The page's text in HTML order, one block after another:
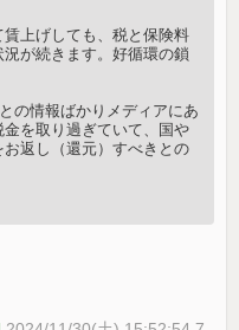
上げしても、税と保険料
が続きます。好循環の鎖
の情報ばかりメディアにあ
を取り過ぎていて、国や
返し（還元）すべきとの